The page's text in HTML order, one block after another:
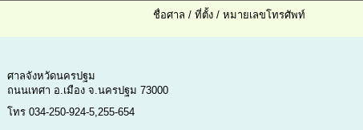
ชื่อศาล / ที่ตั้ง / หมายเลขโทรศัพท์
ศาลจังหวัดนครปฐม
ถนนเทศา อ.เมือง จ.นครปฐม 73000
โทร 034-250-924-5,255-654